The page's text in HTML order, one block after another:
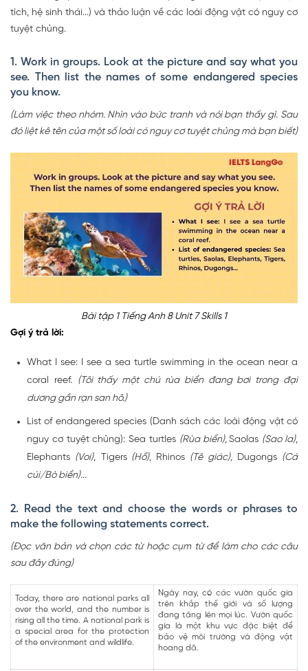
tích, hệ sinh thái...) và thảo luận về các loài động vật có nguy cơ
tuyệt chủng.
1. Work in groups. Look at the picture and say what you
see. Then list the names of some endangered species
you know.
(Làm việc theo nhóm. Nhìn vào bức tranh và nói bạn thấy gì. Sau
đó liệt kê tên của một số loài có nguy cơ tuyệt chủng mà bạn biết)
Bài tập 1 Tiếng Anh 8 Unit 7 Skills 1
Gợi ý trả lời:
What I see: I see a sea turtle swimming in the ocean near a
coral reef. (Tôi thấy một chú rùa biển đang bơi trong đại
dương gần rạn san hô.)
List of endangered species (Danh sách các loài động vật có
nguy cơ tuyệt chủng): Sea turtles (Rùa biển),Saolas (Sao la),
Elephants (Voi), Tigers(Hổ), Rhinos (Tê giác),Dugongs (Cá
cúi/Bò biển)...
2. Read the text and choose the words or phrases to
make the following statements correct.
(Đọc văn bản và chọn các từ hoặc cụm từ để làm cho các câu
sau đây đúng)
Today, there are national parks all
over the world, and the number is
rising all the time. A national park is
a special area for the protection
of the environment and wildlife.
Ngày nay, có các vườn quốc gia
trên khắp thế giới và số lượng
đang tăng lên mọi lúc. Vườn quốc
gia là một khu vực đặc biệt để
bảo vệ môi trường và động vật
hoang dã.